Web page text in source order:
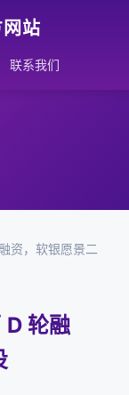
站
联系我们
资，软银愿景二
D 轮融